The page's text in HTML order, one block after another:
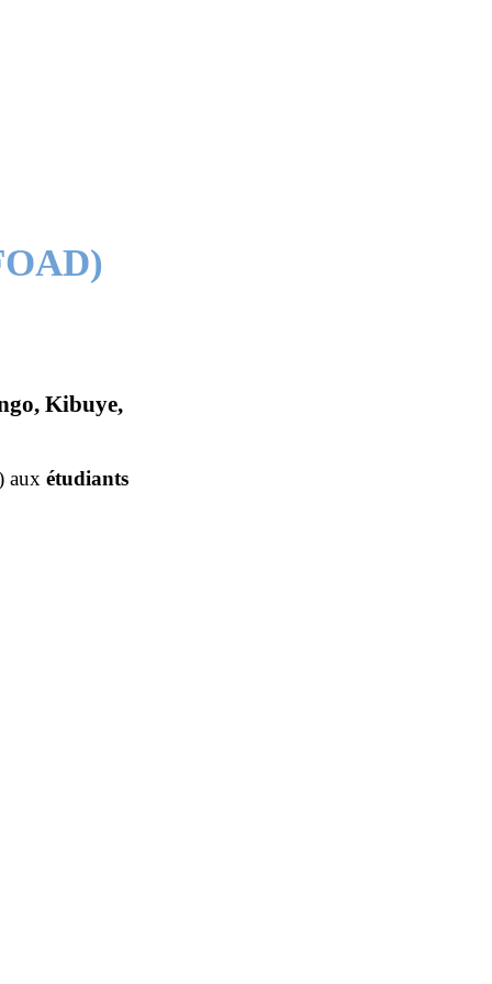
Kibuye,
aux étudiants